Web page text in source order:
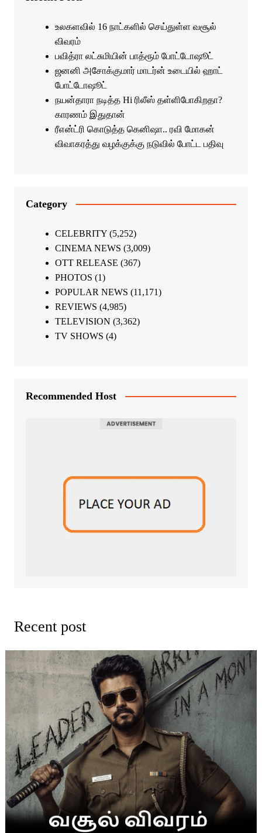
உலகளவில் 16 நாட்களில் செய்துள்ள வசூல்
விவரம்
பவித்ரா லட்சுமியின் பாத்ரூம் போட்டோஷூட்
ஜனனி அசோக்குமார் மாடர்ன் உடையில் ஹாட்
போட்டோஷூட்
நயன்தாரா நடித்த Hi ரிலீஸ் தள்ளிபோகிறதா?
காரணம் இதுதான்
ரீஎன்ட்ரி கொடுத்த கெனிஷா.. ரவி மோகன்
விவாகரத்து வழக்குக்கு நடுவில் போட்ட பதிவு
Category
CELEBRITY(5,252)
CINEMA NEWS (3,009)
OTT RELEASE (367)
PHOTOS (1)
POPULAR NEWS (11,171)
REVIEWS (4,985)
TELEVISION (3,362)
TV SHOWS (4)
Recommended Host
Recent post